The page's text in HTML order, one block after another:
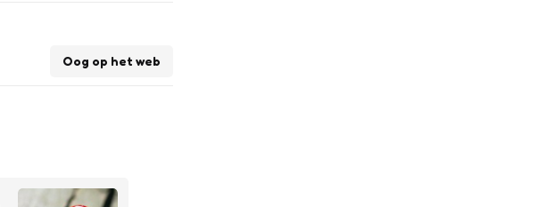
Oog op het web